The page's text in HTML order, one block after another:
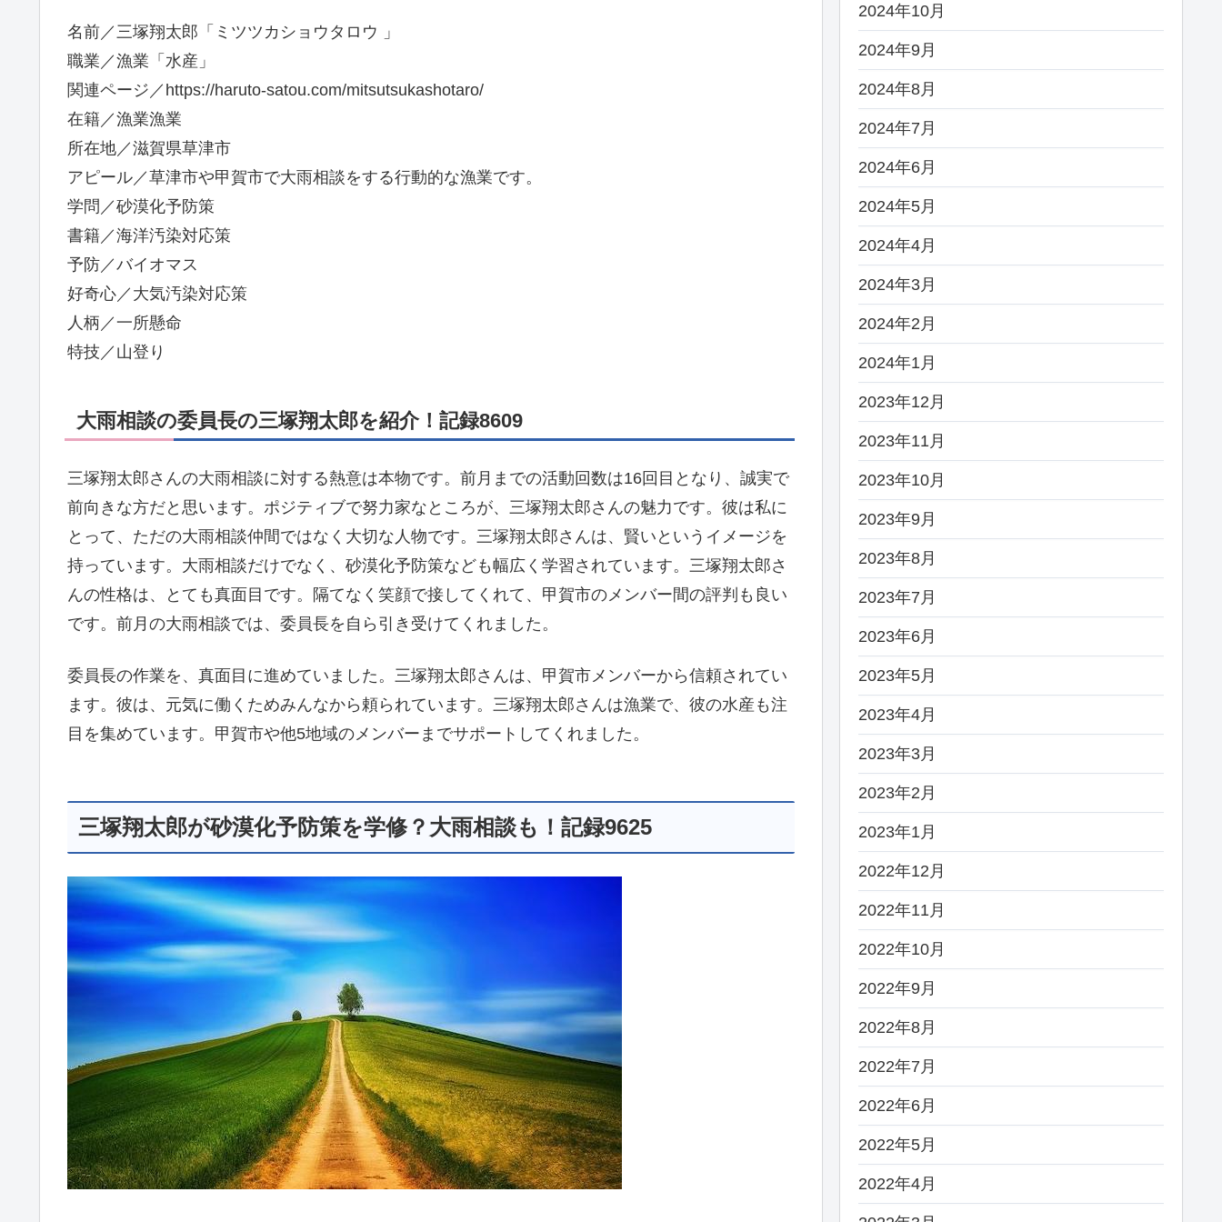
名前／三塚翔太郎「ミツツカショウタロウ 」
職業／漁業「水産」
関連ページ／https://haruto-satou.com/mitsutsukashotaro/
在籍／漁業漁業
所在地／滋賀県草津市
アピール／草津市や甲賀市で大雨相談をする行動的な漁業です。
学問／砂漠化予防策
書籍／海洋汚染対応策
予防／バイオマス
好奇心／大気汚染対応策
人柄／一所懸命
特技／山登り
大雨相談の委員長の三塚翔太郎を紹介！記録8609
三塚翔太郎さんの大雨相談に対する熱意は本物です。前月までの活動回数は16回目となり、誠実で
前向きな方だと思います。ポジティブで努力家なところが、三塚翔太郎さんの魅力です。彼は私に
とって、ただの大雨相談仲間ではなく大切な人物です。三塚翔太郎さんは、賢いというイメージを
持っています。大雨相談だけでなく、砂漠化予防策なども幅広く学習されています。三塚翔太郎さ
んの性格は、とても真面目です。隔てなく笑顔で接してくれて、甲賀市のメンバー間の評判も良い
です。前月の大雨相談では、委員長を自ら引き受けてくれました。
委員長の作業を、真面目に進めていました。三塚翔太郎さんは、甲賀市メンバーから信頼されてい
ます。彼は、元気に働くためみんなから頼られています。三塚翔太郎さんは漁業で、彼の水産も注
目を集めています。甲賀市や他5地域のメンバーまでサポートしてくれました。
三塚翔太郎が砂漠化予防策を学修？大雨相談も！記録9625
2024年10月
2024年9月
2024年8月
2024年7月
2024年6月
2024年5月
2024年4月
2024年3月
2024年2月
2024年1月
2023年12月
2023年11月
2023年10月
2023年9月
2023年8月
2023年7月
2023年6月
2023年5月
2023年4月
2023年3月
2023年2月
2023年1月
2022年12月
2022年11月
2022年10月
2022年9月
2022年8月
2022年7月
2022年6月
2022年5月
2022年4月